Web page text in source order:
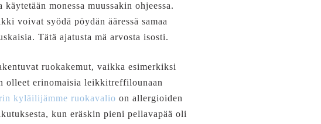
monessa muussakin ohjeessa.
voivat syödä pöydän ääressä samaa
Tätä ajatusta mä arvosta isosti.
ruokakemut, vaikka esimerkiksi
olleet erinomaisia leikkitreffilounaan
kyläilijämme ruokavalio on allergioiden
kun eräskin pieni pellavapää oli